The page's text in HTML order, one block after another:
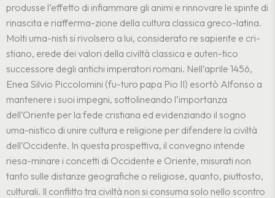
produsse l’effetto di infiammare gli animi e rinnovare le spinte di
rinascita e riafferma-zione della cultura classica greco-latina.
Molti uma-nisti si rivolsero a lui, considerato re sapiente e cri-
stiano, erede dei valori della civiltà classica e auten-tico
successore degli antichi imperatori romani. Nell’aprile 1456,
Enea Silvio Piccolomini (fu-turo papa Pio II) esortò Alfonso a
mantenere i suoi impegni, sottolineando l’importanza
dell’Oriente per la fede cristiana ed evidenziando il sogno
uma-nistico di unire cultura e religione per difendere la civiltà
dell’Occidente. In questa prospettiva, il convegno intende
riesa-minare i concetti di Occidente e Oriente, misurati non
tanto sulle distanze geografiche o religiose, quanto, piuttosto,
culturali. Il conflitto tra civiltà non si consuma solo nello scontro